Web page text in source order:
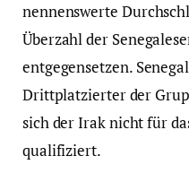
nennenswerte
Überzahl der
entgegensetzen.
Drittplatzierter der
sich der Irak nicht für
qualifiziert.